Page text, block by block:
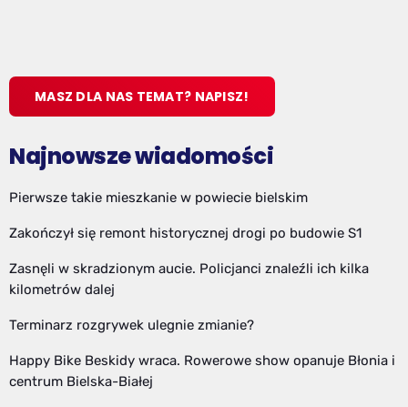
MASZ DLA NAS TEMAT? NAPISZ!
Najnowsze wiadomości
Pierwsze takie mieszkanie w powiecie bielskim
Zakończył się remont historycznej drogi po budowie S1
Zasnęli w skradzionym aucie. Policjanci znaleźli ich kilka
kilometrów dalej
Terminarz rozgrywek ulegnie zmianie?
Happy Bike Beskidy wraca. Rowerowe show opanuje Błonia i
centrum Bielska-Białej